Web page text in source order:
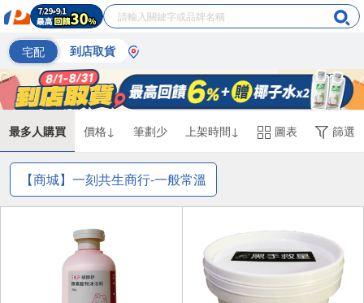
宅配 到店取貨
最多人購買 價格↓ 筆劃少 上架時間↓ 圖表 篩選
【商城】一刻共生商行-一般常溫